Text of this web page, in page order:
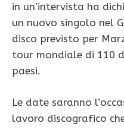
in un’intervista ha
un nuovo singolo nel
disco previsto per
tour mondiale di 110
paesi.
Le date saranno
lavoro discografico